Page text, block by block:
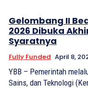
Gelombang II
2026 Dibuka
Syaratnya
Fully Funded April 8,
YBB – Pemerintah
Sains, dan Teknologi